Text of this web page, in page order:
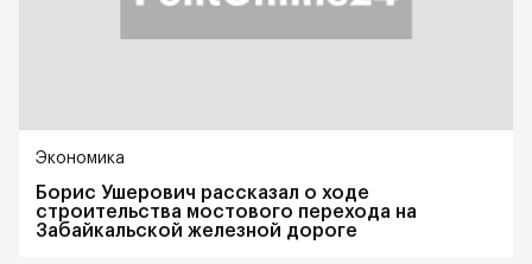
Экономика
Борис Ушерович рассказал о ходе
строительства мостового перехода на
Забайкальской железной дороге